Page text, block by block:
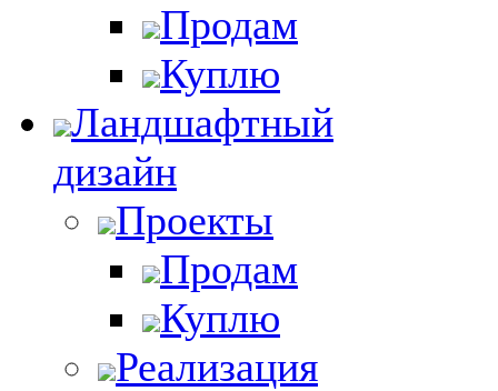
Продам
Куплю
Ландшафтный
дизайн
Проекты
Продам
Куплю
Реализация